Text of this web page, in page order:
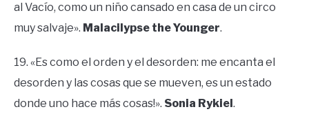
al Vacío, como un niño cansado en casa de un circo
muy salvaje». Malacilypse the Younger.
19. «Es como el orden y el desorden: me encanta el
desorden y las cosas que se mueven, es un estado
donde uno hace más cosas!». Sonia Rykiel .